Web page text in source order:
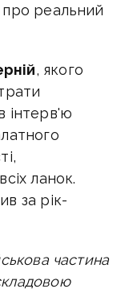
про реальний
, якого
інтерв'ю
ланок.
за рік-
частина